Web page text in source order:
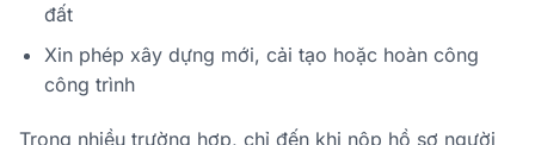
đất
Xin phép xây dựng mới, cải tạo hoặc hoàn công
công trình
Trong nhiều trường hợp, chỉ đến khi nộp hồ sơ người